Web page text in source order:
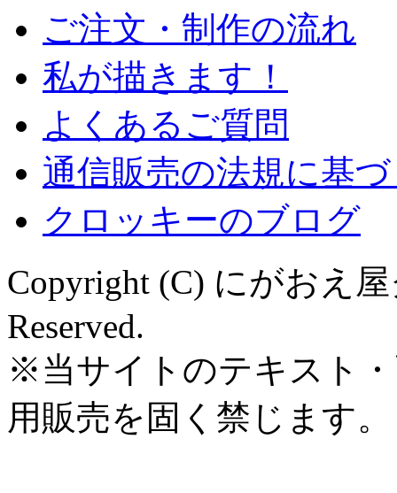
ご注文・制作の流れ
私が描きます！
よくあるご質問
通信販売の法規に基
クロッキーのブログ
Copyright (C) にがおえ
Reserved.
※当サイトのテキスト
用販売を固く禁じます。